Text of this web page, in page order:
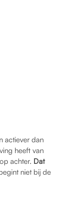
actiever dan
heeft van
achter. Dat
niet bij de